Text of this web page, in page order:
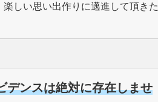
しい思い出作りに邁進して頂きた
ンスは絶対に存在しませ